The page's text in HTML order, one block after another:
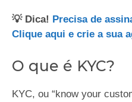
💡 Dica! Precisa de
Clique aqui e crie a sua
O que é KYC?
KYC, ou “know your